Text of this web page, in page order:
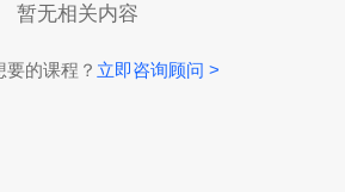
暂无相关内容
要的课程？ 立即咨询顾问 >